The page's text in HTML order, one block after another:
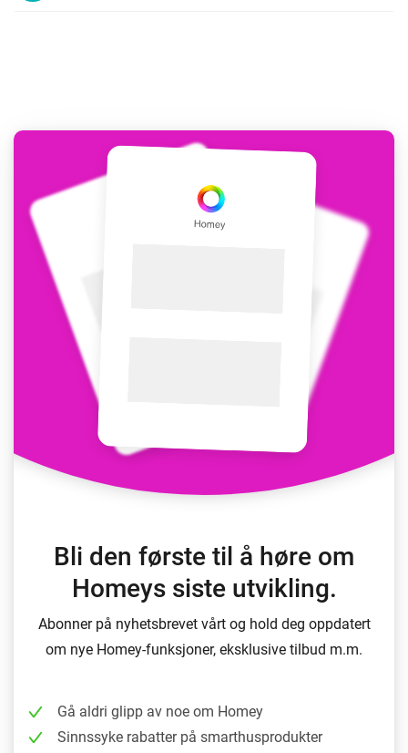
Bli den første til å høre om
Homeys siste utvikling.
Abonner på nyhetsbrevet vårt og hold deg oppdatert
om nye Homey-funksjoner, eksklusive tilbud m.m.
Gå aldri glipp av noe om Homey
Sinnssyke rabatter på smarthusprodukter